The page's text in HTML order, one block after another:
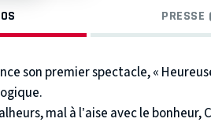
PRESSE
son premier spectacle, «
mal à l’aise avec le